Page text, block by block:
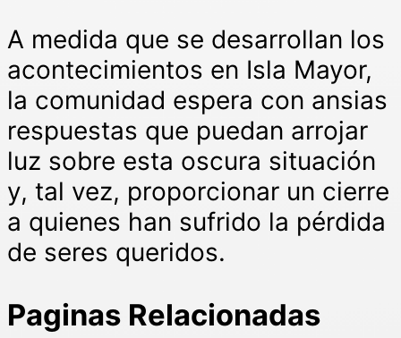
A medida que se desarrollan los
acontecimientos en Isla Mayor,
la comunidad espera con ansias
respuestas que puedan arrojar
luz sobre esta oscura situación
y, tal vez, proporcionar un cierre
a quienes han sufrido la pérdida
de seres queridos.
Paginas Relacionadas